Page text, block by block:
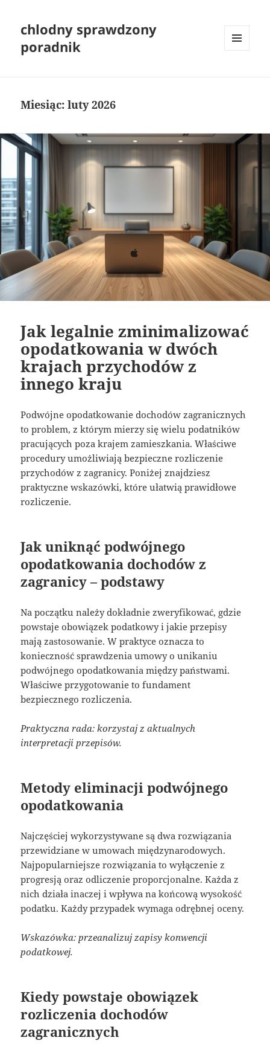
chlodny sprawdzony
poradnik
Miesiąc:luty 2026
Jak legalnie zminimalizować
opodatkowania w dwóch
krajach przychodów z
innego kraju
Podwójne opodatkowanie dochodów zagranicznych
to problem, z którym mierzy się wielu podatników
pracujących poza krajem zamieszkania. Właściwe
procedury umożliwiają bezpieczne rozliczenie
przychodów z zagranicy. Poniżej znajdziesz
praktyczne wskazówki, które ułatwią prawidłowe
rozliczenie.
Jak uniknąć podwójnego
opodatkowania dochodów z
zagranicy – podstawy
Na początku należy dokładnie zweryfikować, gdzie
powstaje obowiązek podatkowy i jakie przepisy
mają zastosowanie. W praktyce oznacza to
konieczność sprawdzenia umowy o unikaniu
podwójnego opodatkowania między państwami.
Właściwe przygotowanie to fundament
bezpiecznego rozliczenia.
Praktyczna rada: korzystaj z aktualnych
interpretacji przepisów.
Metody eliminacji podwójnego
opodatkowania
Najczęściej wykorzystywane są dwa rozwiązania
przewidziane w umowach międzynarodowych.
Najpopularniejsze rozwiązania to wyłączenie z
progresją oraz odliczenie proporcjonalne. Każda z
nich działa inaczej i wpływa na końcową wysokość
podatku. Każdy przypadek wymaga odrębnej oceny.
Wskazówka: przeanalizuj zapisy konwencji
podatkowej.
Kiedy powstaje obowiązek
rozliczenia dochodów
zagranicznych